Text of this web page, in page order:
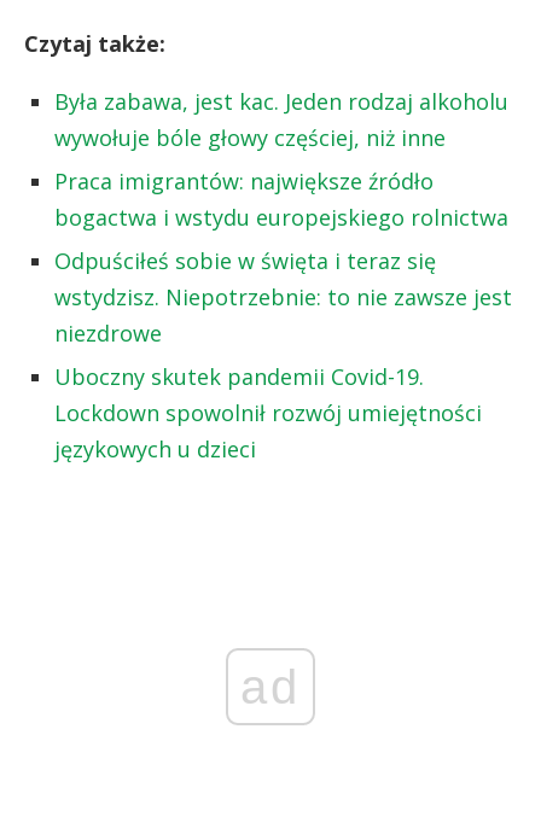
Czytaj także:
Była zabawa, jest kac. Jeden rodzaj alkoholu
wywołuje bóle głowy częściej, niż inne
Praca imigrantów: największe źródło
bogactwa i wstydu europejskiego rolnictwa
Odpuściłeś sobie w święta i teraz się
wstydzisz. Niepotrzebnie: to nie zawsze jest
niezdrowe
Uboczny skutek pandemii Covid-19.
Lockdown spowolnił rozwój umiejętności
językowych u dzieci
ad